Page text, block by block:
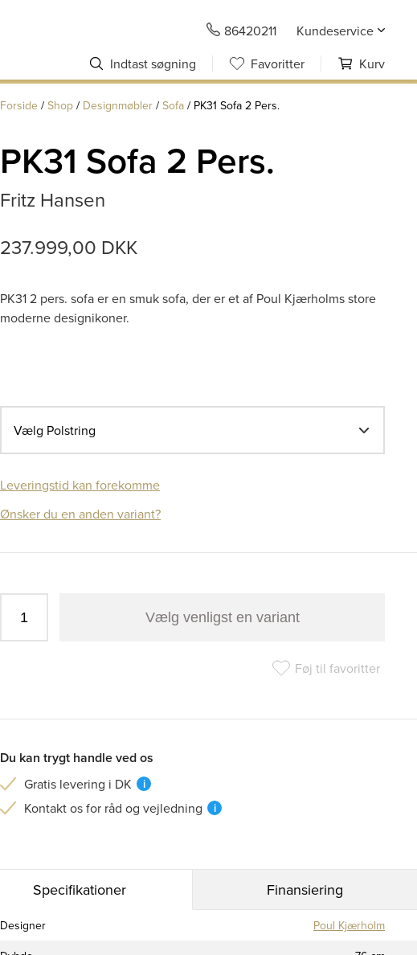
86420211
Kundeservice
Indtast søgning Favoritter Kurv
Forside / Shop / Designmøbler / Sofa / PK31 Sofa 2 Pers.
PK31 Sofa 2 Pers.
Fritz Hansen
237.999,00 DKK
PK31 2 pers. sofa er en smuk sofa, der er et af Poul Kjærholms store
moderne designikoner.
Vælg Polstring
Leveringstid kan forekomme
Ønsker du en anden variant?
Vælg venligst en variant
Føj til favoritter
Du kan trygt handle ved os
Gratis levering i DK i
Kontakt os for råd og vejledning i
Specifikationer Finansiering
Designer
Poul Kjærholm